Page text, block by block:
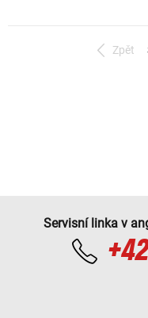
Zpět
Servisní linka v